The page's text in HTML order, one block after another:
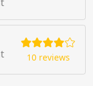
10 reviews